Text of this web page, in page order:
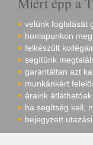
velünk foglalását
honlapunkon
felkészült
segítünk
garantáltan azt
munkánkért
áraink
ha segítség kell,
bejegyzett